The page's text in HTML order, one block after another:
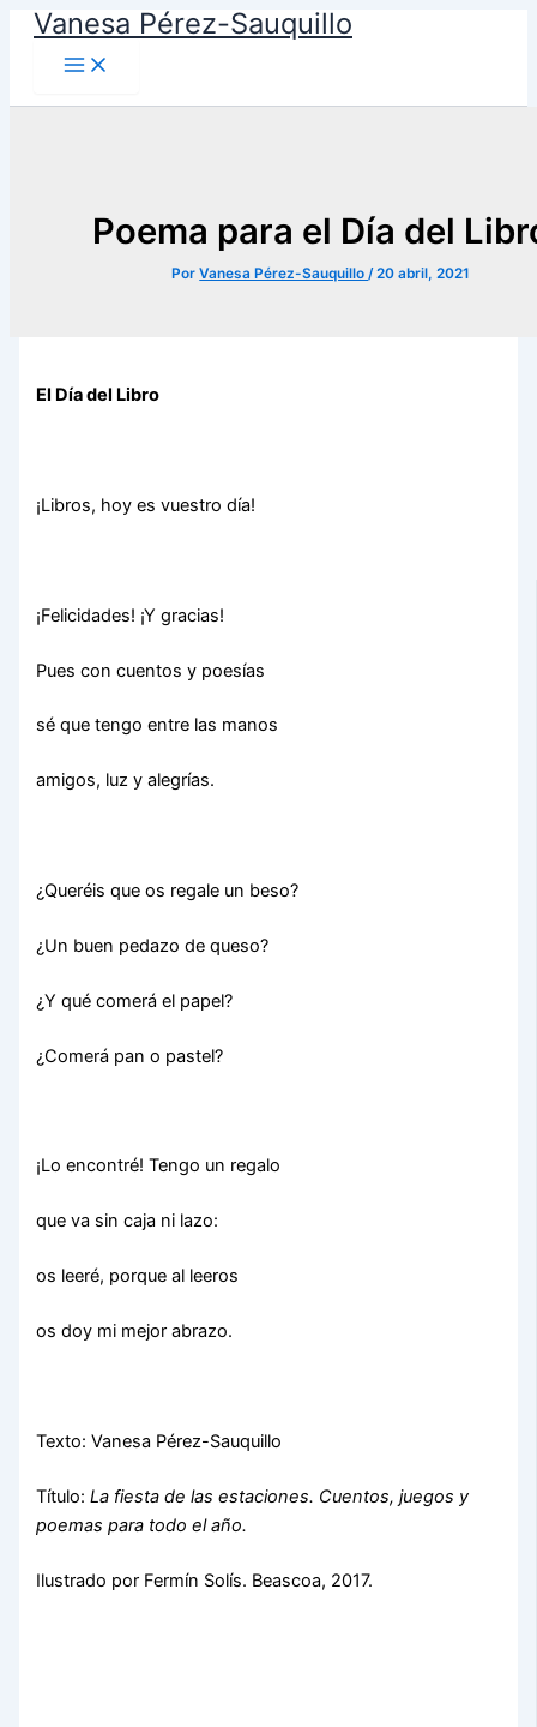
Vanesa Pérez-Sauquillo
Poema para el Día del
PorVanesa Pérez-Sauquillo/20 abril, 2021
El Día del Libro
¡Libros, hoy es vuestro día!
¡Felicidades! ¡Y gracias!
Pues con cuentos y poesías
sé que tengo entre las manos
amigos, luz y alegrías.
¿Queréis que os regale un beso?
¿Un buen pedazo de queso?
¿Y qué comerá el papel?
¿Comerá pan o pastel?
¡Lo encontré! Tengo un regalo
que va sin caja ni lazo:
os leeré, porque al leeros
os doy mi mejor abrazo.
Texto: Vanesa Pérez-Sauquillo
Título:La fiesta de las estaciones. Cuentos, juegos y
poemas para todo el año.
Ilustrado por Fermín Solís. Beascoa, 2017.